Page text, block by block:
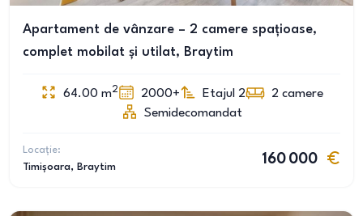
Apartament de vânzare – 2 camere spațioase,
complet mobilat și utilat, Braytim
64.00 m2 2000+ Etajul 2 2 camere
Semidecomandat
Locație:
Timișoara, Braytim
160 000